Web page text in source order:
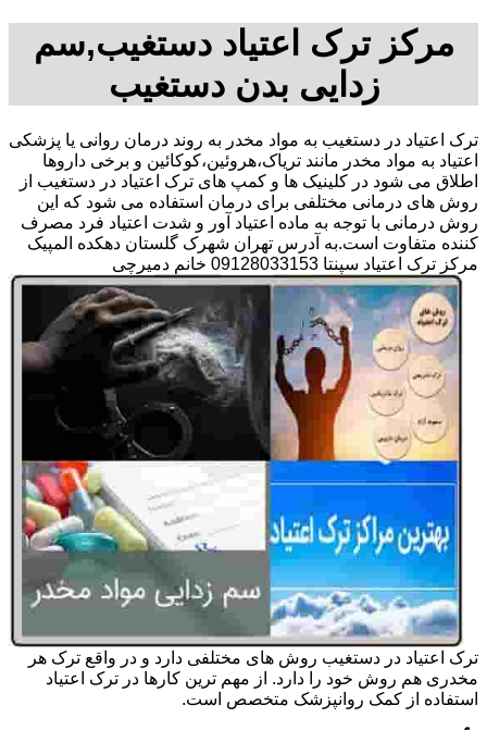
مرکز ترک اعتیاد دستغیب,سم
زدایی بدن دستغیب
ترک اعتیاد در دستغیب به مواد مخدر به روند درمان روانی یا پزشکی
اعتیاد به مواد مخدر مانند تریاک،هروئین،کوکائین و برخی داروها
اطلاق می شود در کلینیک ها و کمپ های ترک اعتیاد در دستغیب از
روش های درمانی مختلفی برای درمان استفاده می شود که این
روش درمانی با توجه به ماده اعتیاد آور و شدت اعتیاد فرد مصرف
کننده متفاوت است.به آدرس تهران شهرک گلستان دهکده المپیک
مرکز ترک اعتیاد سپنتا 09128033153 خانم دمیرچی
ترک اعتیاد در دستغیب روش های مختلفی دارد و در واقع ترک هر
مخدری هم روش خود را دارد. از مهم ترین کارها در ترک اعتیاد
استفاده از کمک روانپزشک متخصص است.